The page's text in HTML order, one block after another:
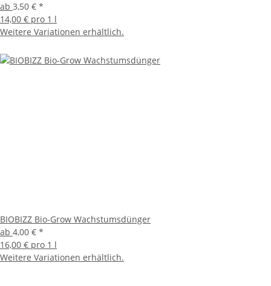
ab 3,50 € *
14,00 € pro 1 l
Weitere Variationen erhältlich.
BIOBIZZ Bio-Grow Wachstumsdünger
ab 4,00 € *
16,00 € pro 1 l
Weitere Variationen erhältlich.